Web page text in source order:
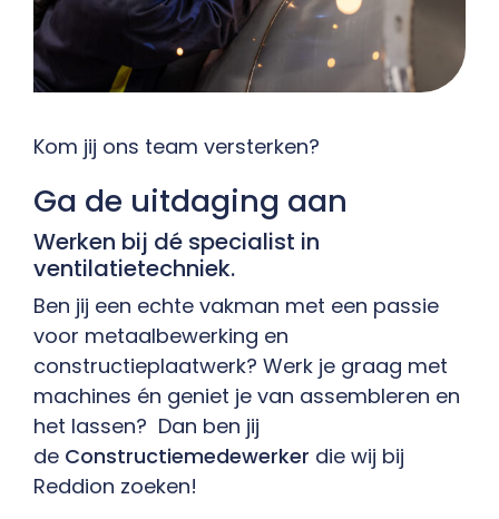
Contact
Kom jij ons team versterken?
Ga de uitdaging aan
Werken bij dé specialist in
ventilatietechniek.
Ben jij een echte vakman met een passie
voor metaalbewerking en
constructieplaatwerk? Werk je graag met
machines én geniet je van assembleren en
het lassen? Dan ben jij
de Constructiemedewerker die wij bij
Reddion zoeken!